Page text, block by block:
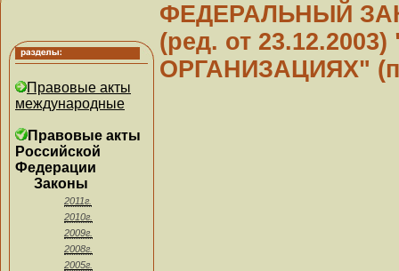
Правовые акты
международные
Правовые акты
Российской
Федерации
Законы
2011г.
2010г.
2009г.
2008г.
2005г.
ФЕДЕРАЛЬНЫЙ
(ред. от
ОРГАНИЗАЦИЯХ"